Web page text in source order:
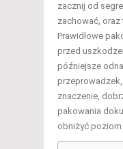
zacznij od
zachować,
Prawidłowe
przed
późniejsze
znaczenie,
pakowania
obniżyć